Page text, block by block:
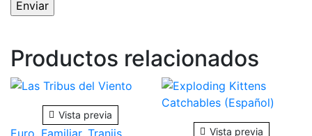
Productos relacionados
Vista previa
Vista previa